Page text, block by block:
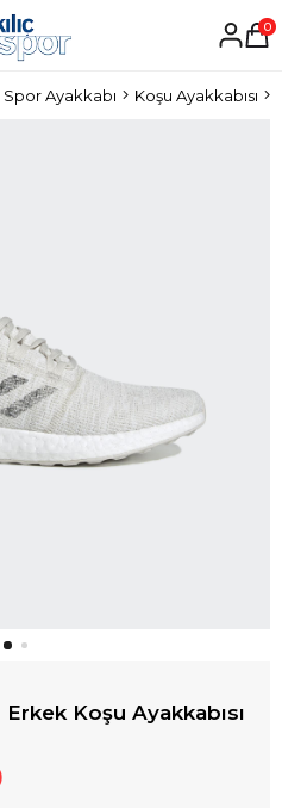
0
Spor Ayakkabı Koşu Ayakkabısı
Koşu Ayakkabısı